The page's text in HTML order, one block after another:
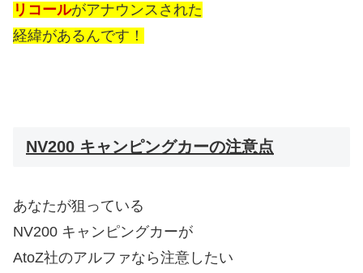
リコールがアナウンスされた
経緯があるんです！
NV200 キャンピングカーの注意点
あなたが狙っている
NV200 キャンピングカーが
AtoZ社のアルファなら注意したい